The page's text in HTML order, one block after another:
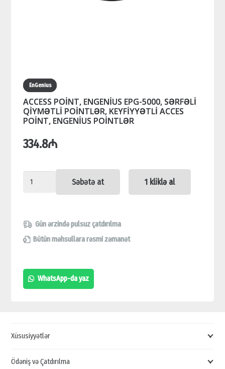
EnGenius
ACCESS POİNT, ENGENİUS EPG-5000, SƏRFƏLİ
QİYMƏTLİ POİNTLƏR, KEYFİYYƏTLİ ACCES
POİNT, ENGENİUS POİNTLƏR
334.8₼
ACCESS
EPG-
5000,
QİYMƏTLİ
POİNTLƏR,
POİNTLƏR
Səbətə at 1 kliklə al
Gün ərzində pulsuz çatdırılma
Bütün məhsullara rəsmi zəmanət
WhatsApp-da yaz
Xüsusiyyətlər
Ödəniş və Çatdırılma